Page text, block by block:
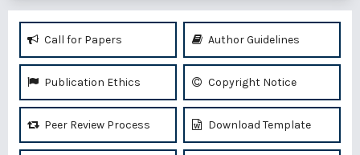
Call for Papers Author Guidelines
Publication Ethics Copyright Notice
Peer Review Process Download Template